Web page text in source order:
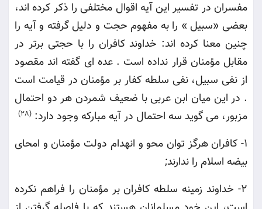
مفسران در تفسیر این آیه اقوال مختلفی را ذکر کرده اند،
بعضی «سبیل » را به مفهوم حجت و دلیل گرفته و آیه را
چنین معنا کرده اند: خداوند کافران را با حجتی برتر در
مقابل مؤمنان قرار نداده است . عده ای گفته اند مقصود
از نفی سبیل، نفی سلطه کفار بر مؤمنان در قیامت است
. در این میان ابن عربی با ضعیف شمردن هر دو احتمال
مزبور، می گوید سه احتمال در آیه مبارکه وجود دارد:
(28)
1- کافران هرگز توان محو و انهدام دولت مؤمنان و امحای
بیضه اسلام را ندارند;
2- خداوند زمینه سلطه کافران بر مؤمنان را فراهم نکرده